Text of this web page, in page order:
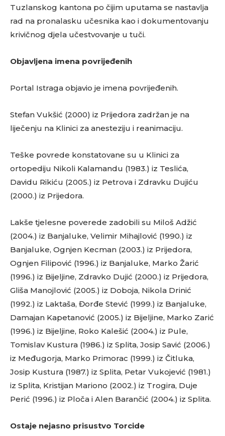
Tuzlanskog kantona po čijim uputama se nastavlja
rad na pronalasku učesnika kao i dokumentovanju
krivičnog djela učestvovanje u tuči.
Objavljena imena povrijeđenih
Portal Istraga objavio je imena povrijeđenih.
Stefan Vukšić (2000) iz Prijedora zadržan je na
liječenju na Klinici za anesteziju i reanimaciju.
Teške povrede konstatovane su u Klinici za
ortopediju Nikoli Kalamandu (1983.) iz Teslića,
Davidu Rikiću (2005.) iz Petrova i Zdravku Dujiću
(2000.) iz Prijedora.
Lakše tjelesne poverede zadobili su Miloš Adžić
(2004.) iz Banjaluke, Velimir Mihajlović (1990.) iz
Banjaluke, Ognjen Kecman (2003.) iz Prijedora,
Ognjen Filipović (1996.) iz Banjaluke, Marko Žarić
(1996.) iz Bijeljine, Zdravko Dujić (2000.) iz Prijedora,
Gliša Manojlović (2005.) iz Doboja, Nikola Drinić
(1992.) iz Laktaša, Đorđe Stević (1999.) iz Banjaluke,
Damajan Kapetanović (2005.) iz Bijeljine, Marko Zarić
(1996.) iz Bijeljine, Roko Kalešić (2004.) iz Pule,
Tomislav Kustura (1986.) iz Splita, Josip Savić (2006.)
iz Međugorja, Marko Primorac (1999.) iz Čitluka,
Josip Kustura (1987.) iz Splita, Petar Vukojević (1981.)
iz Splita, Kristijan Mariono (2002.) iz Trogira, Duje
Perić (1996.) iz Ploča i Alen Barančić (2004.) iz Splita.
Ostaje nejasno prisustvo Torcide